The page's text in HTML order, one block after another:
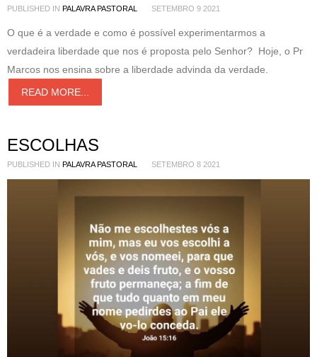
PUBLISHED IN PALAVRA PASTORAL SETEMBRO 9 2021
O que é a verdade e como é possível experimentarmos a
verdadeira liberdade que nos é proposta pelo Senhor? Hoje, o Pr
Marcos nos ensina sobre a liberdade advinda da verdade.
READ MORE...
ESCOLHAS
PUBLISHED IN PALAVRA PASTORAL SETEMBRO 8 2021